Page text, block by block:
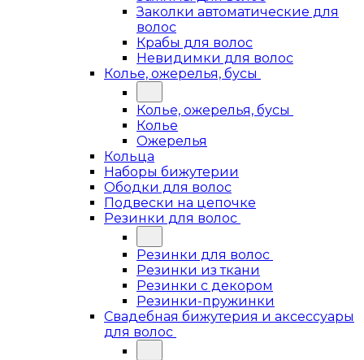
Заколки автоматические для
волос
Крабы для волос
Невидимки для волос
Колье, ожерелья, бусы
Колье, ожерелья, бусы
Колье
Ожерелья
Кольца
Наборы бижутерии
Ободки для волос
Подвески на цепочке
Резинки для волос
Резинки для волос
Резинки из ткани
Резинки с декором
Резинки-пружинки
Свадебная бижутерия и аксессуары
для волос